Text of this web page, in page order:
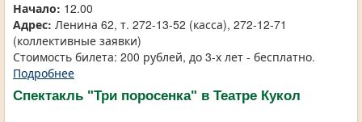
Начало: 12.00
Адрес: Ленина 62, т. 272-13-52 (касса), 272-12-71
(коллективные заявки)
Стоимость билета: 200 рублей, до 3-х лет - бесплатно.
Подробнее
Спектакль "Три поросенка" в Театре Кукол